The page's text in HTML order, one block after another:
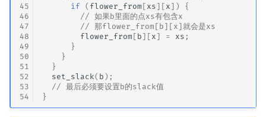
45
46
47
48
49
50
51
52
53
54
if
( flower_from [ xs ][ x ])
{
// 如果b里面的点xs有包含x
// 那flower_from[b][x]就会是xs
flower_from [ b ][ x ] = xs ;
}
}
}
set_slack( b );
// 最后必须要设置b的slack值
}